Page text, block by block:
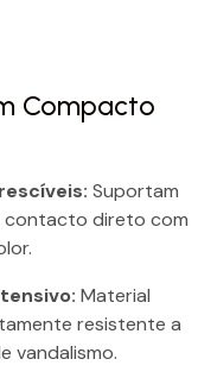
Compacto
Suportam
contacto direto com
Material
resistente a
vandalismo.